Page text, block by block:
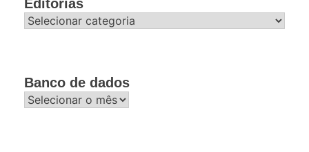
Editorias
Editorias
Banco de dados
Banco